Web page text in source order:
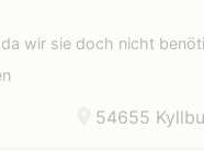
wir sie doch nicht
54655